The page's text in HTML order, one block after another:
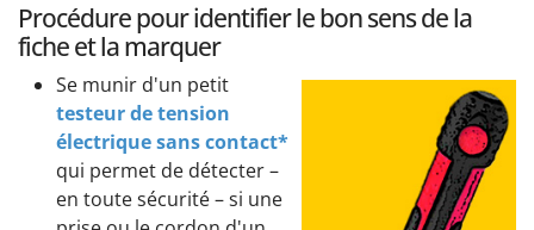
Procédure pour identifier le bon sens de la
fiche et la marquer
Se munir d'un petit
testeur de tension
électrique sans contact*
qui permet de détecter –
en toute sécurité – si une